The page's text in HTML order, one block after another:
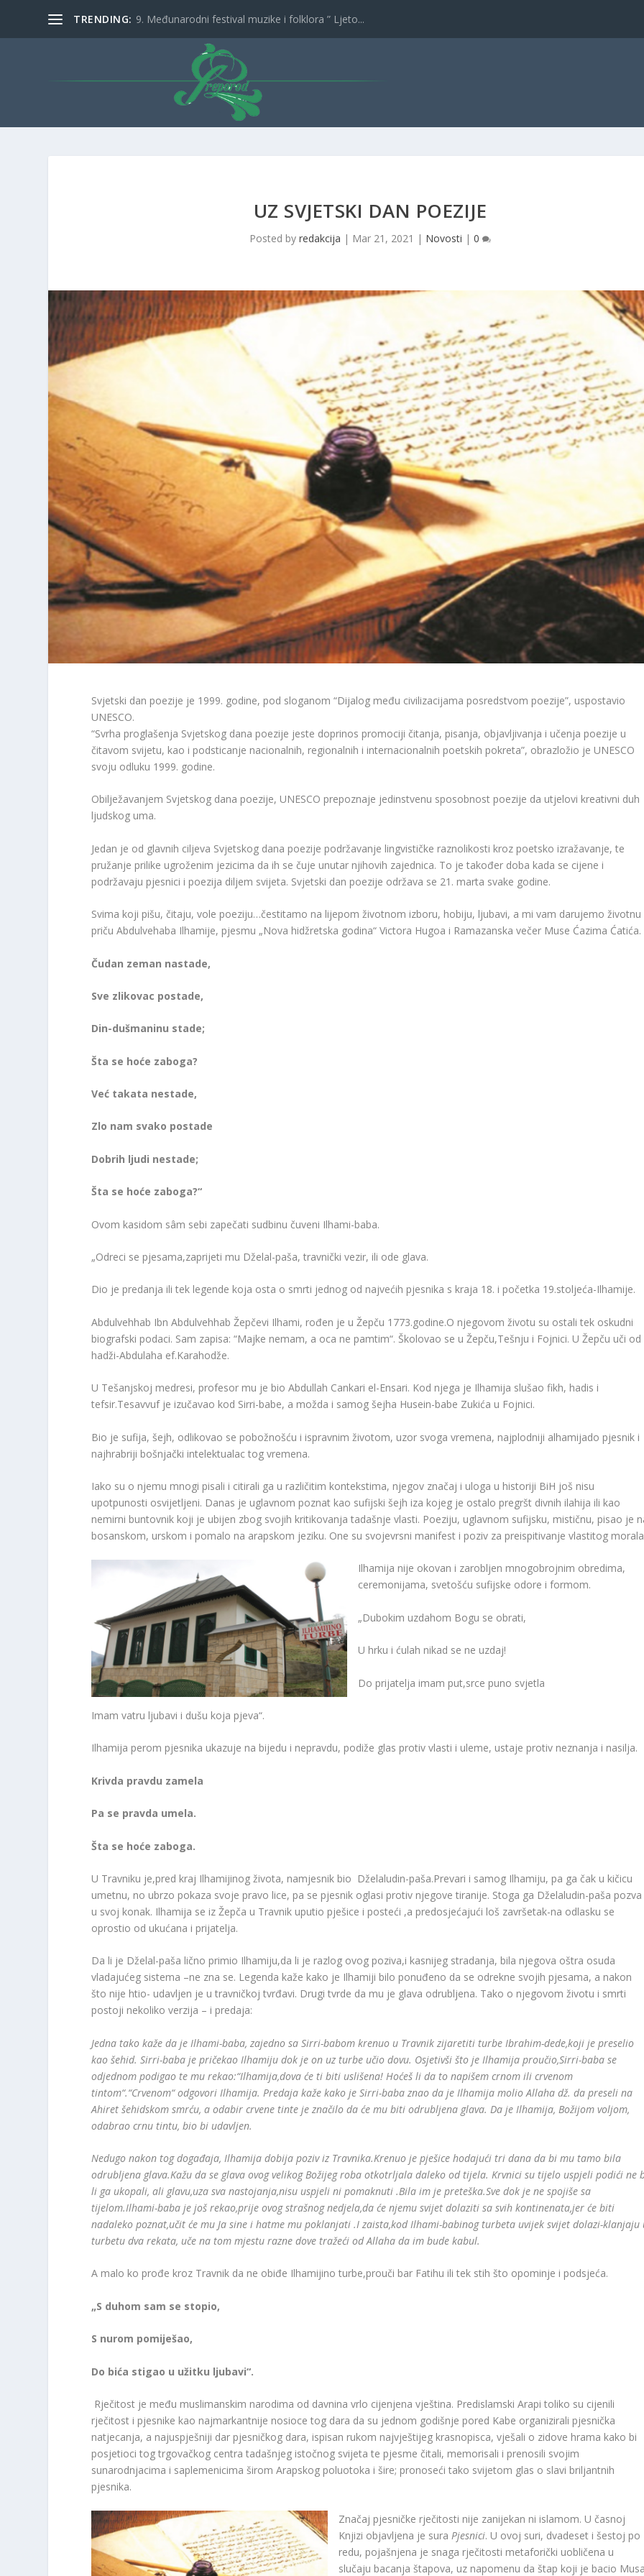
TRENDING: 9. Međunarodni festival muzike i folklora ” Ljeto...
UZ SVJETSKI DAN POEZIJE
Posted by redakcija | Mar 21, 2021 | Novosti | 0
Svjetski dan poezije je 1999. godine, pod sloganom “Dijalog među civilizacijama posredstvom poezije”, uspostavio
UNESCO.
“Svrha proglašenja Svjetskog dana poezije jeste doprinos promociji čitanja, pisanja, objavljivanja i učenja poezije u
čitavom svijetu, kao i podsticanje nacionalnih, regionalnih i internacionalnih poetskih pokreta”, obrazložio je UNESCO
svoju odluku 1999. godine.
Obilježavanjem Svjetskog dana poezije, UNESCO prepoznaje jedinstvenu sposobnost poezije da utjelovi kreativni duh
ljudskog uma.
Jedan je od glavnih ciljeva Svjetskog dana poezije podržavanje lingvističke raznolikosti kroz poetsko izražavanje, te
pružanje prilike ugroženim jezicima da ih se čuje unutar njihovih zajednica. To je također doba kada se cijene i
podržavaju pjesnici i poezija diljem svijeta. Svjetski dan poezije održava se 21. marta svake godine.
Svima koji pišu, čitaju, vole poeziju…čestitamo na lijepom životnom izboru, hobiju, ljubavi, a mi vam darujemo životnu
priču Abdulvehaba Ilhamije, pjesmu „Nova hidžretska godina“ Victora Hugoa i Ramazanska večer Muse Ćazima Ćatića.
Čudan zeman nastade,
Sve zlikovac postade,
Din-dušmaninu stade;
Šta se hoće zaboga?
Već takata nestade,
Zlo nam svako postade
Dobrih ljudi nestade;
Šta se hoće zaboga?“
Ovom kasidom sâm sebi zapečati sudbinu čuveni Ilhami-baba.
„Odreci se pjesama,zaprijeti mu Dželal-paša, travnički vezir, ili ode glava.
Dio je predanja ili tek legende koja osta o smrti jednog od najvećih pjesnika s kraja 18. i početka 19.stoljeća-Ilhamije.
Abdulvehhab Ibn Abdulvehhab Žepčevi Ilhami, rođen je u Žepču 1773.godine.O njegovom životu su ostali tek oskudni
biografski podaci. Sam zapisa: “Majke nemam, a oca ne pamtim“. Školovao se u Žepču,Tešnju i Fojnici. U Žepču uči od
hadži-Abdulaha ef.Karahodže.
U Tešanjskoj medresi, profesor mu je bio Abdullah Cankari el-Ensari. Kod njega je Ilhamija slušao fikh, hadis i
tefsir.Tesavvuf je izučavao kod Sirri-babe, a možda i samog šejha Husein-babe Zukića u Fojnici.
Bio je sufija, šejh, odlikovao se pobožnošću i ispravnim životom, uzor svoga vremena, najplodniji alhamijado pjesnik i
najhrabriji bošnjački intelektualac tog vremena.
Iako su o njemu mnogi pisali i citirali ga u različitim kontekstima, njegov značaj i uloga u historiji BiH još nisu
upotpunosti osvijetljeni. Danas je uglavnom poznat kao sufijski šejh iza kojeg je ostalo pregršt divnih ilahija ili kao
nemirni buntovnik koji je ubijen zbog svojih kritikovanja tadašnje vlasti. Poeziju, uglavnom sufijsku, mističnu, pisao je
bosanskom, urskom i pomalo na arapskom jeziku. One su svojevrsni manifest i poziv za preispitivanje vlastitog
Ilhamija nije okovan i zarobljen mnogobrojnim obredima,
ceremonijama, svetošću sufijske odore i formom.
„Dubokim uzdahom Bogu se obrati,
U hrku i ćulah nikad se ne uzdaj!
Do prijatelja imam put,srce puno svjetla
Imam vatru ljubavi i dušu koja pjeva“.
Ilhamija perom pjesnika ukazuje na bijedu i nepravdu, podiže glas protiv vlasti i uleme, ustaje protiv neznanja i nasilja.
Krivda pravdu zamela
Pa se pravda umela.
Šta se hoće zaboga.
U Travniku je,pred kraj Ilhamijinog života, namjesnik bio Dželaludin-paša.Prevari i samog Ilhamiju, pa ga čak u kičicu
umetnu, no ubrzo pokaza svoje pravo lice, pa se pjesnik oglasi protiv njegove tiranije. Stoga ga Dželaludin-paša pozva
u svoj konak. Ilhamija se iz Žepča u Travnik uputio pješice i posteći ,a predosjećajući loš završetak-na odlasku se
oprostio od ukućana i prijatelja.
Da li je Dželal-paša lično primio Ilhamiju,da li je razlog ovog poziva,i kasnijeg stradanja, bila njegova oštra osuda
vladajućeg sistema –ne zna se. Legenda kaže kako je Ilhamiji bilo ponuđeno da se odrekne svojih pjesama, a nakon
što nije htio- udavljen je u travničkoj tvrđavi. Drugi tvrde da mu je glava odrubljena. Tako o njegovom životu i smrti
postoji nekoliko verzija – i predaja:
Jedna tako kaže da je Ilhami-baba, zajedno sa Sirri-babom krenuo u Travnik zijaretiti turbe Ibrahim-dede,koji je preselio
kao šehid. Sirri-baba je pričekao Ilhamiju dok je on uz turbe učio dovu. Osjetivši što je Ilhamija proučio,Sirri-baba se
odjednom podigao te mu rekao:“Ilhamija,dova će ti biti uslišena! Hoćeš li da to napišem crnom ili crvenom
tintom“.“Crvenom“ odgovori Ilhamija. Predaja kaže kako je Sirri-baba znao da je Ilhamija molio Allaha dž. da preseli na
Ahiret šehidskom smrću, a odabir crvene tinte je značilo da će mu biti odrubljena glava. Da je Ilhamija, Božijom voljom,
odabrao crnu tintu, bio bi udavljen.
Nedugo nakon tog događaja, Ilhamija dobija poziv iz Travnika.Krenuo je pješice hodajući tri dana da bi mu tamo bila
odrubljena glava.Kažu da se glava ovog velikog Božijeg roba otkotrljala daleko od tijela. Krvnici su tijelo uspjeli podići ne
li ga ukopali, ali glavu,uza sva nastojanja,nisu uspjeli ni pomaknuti .Bila im je preteška.Sve dok je ne spojiše sa
tijelom.Ilhami-baba je još rekao,prije ovog strašnog nedjela,da će njemu svijet dolaziti sa svih kontinenata,jer će biti
nadaleko poznat,učit će mu Ja sine i hatme mu poklanjati .I zaista,kod Ilhami-babinog turbeta uvijek svijet dolazi-klanjaju
turbetu dva rekata, uče na tom mjestu razne dove tražeći od Allaha da im bude kabul.
A malo ko prođe kroz Travnik da ne obiđe Ilhamijino turbe,prouči bar Fatihu ili tek stih što opominje i podsjeća.
„S duhom sam se stopio,
S nurom pomiješao,
Do bića stigao u užitku ljubavi“.
Rječitost je među muslimanskim narodima od davnina vrlo cijenjena vještina. Predislamski Arapi toliko su cijenili
rječitost i pjesnike kao najmarkantnije nosioce tog dara da su jednom godišnje pored Kabe organizirali pjesnička
natjecanja, a najuspješniji dar pjesničkog dara, ispisan rukom najvještijeg krasnopisca, vješali o zidove hrama kako bi
posjetioci tog trgovačkog centra tadašnjeg istočnog svijeta te pjesme čitali, memorisali i prenosili svojim
sunarodnjacima i saplemenicima širom Arapskog poluotoka i šire; pronoseći tako svijetom glas o slavi briljantnih
pjesnika.
Značaj pjesničke rječitosti nije zanijekan ni islamom. U časnoj
Knjizi objavljena je suraPjesnici. U ovoj suri, dvadeset i šestoj po
redu, pojašnjena je snaga rječitosti metaforički uobličena u
slučaju bacanja štapova, uz napomenu da štap koji je bacio